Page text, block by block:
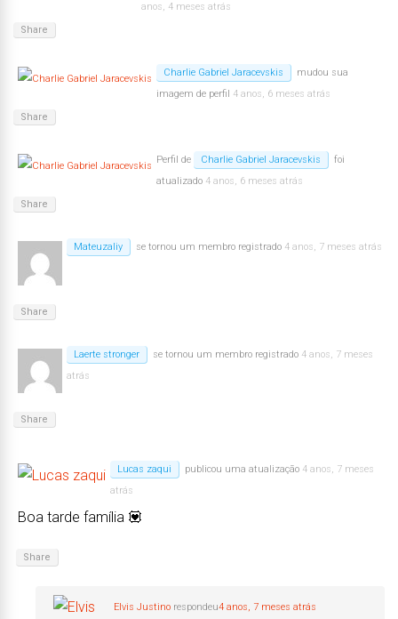
anos, 4 meses atrás
Share
Charlie Gabriel Jaracevskis
mudou sua
imagem de perfil 4 anos, 6 meses atrás
Share
Perfil de Charlie Gabriel Jaracevskis
foi
atualizado 4 anos, 6 meses atrás
Share
Mateuzaliy se tornou um membro registrado 4 anos, 7 meses atrás
Share
Laerte stronger se tornou um membro registrado 4 anos, 7 meses
atrás
Share
Lucas zaqui publicou uma atualização 4 anos, 7 meses
atrás
Boa tarde família 💟
Share
Elvis Justino respondeu4 anos, 7 meses atrás